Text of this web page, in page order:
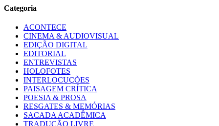
Categoria
ACONTECE
CINEMA & AUDIOVISUAL
EDIÇÃO DIGITAL
EDITORIAL
ENTREVISTAS
HOLOFOTES
INTERLOCUÇÕES
PAISAGEM CRÍTICA
POESIA & PROSA
RESGATES & MEMÓRIAS
SACADA ACADÊMICA
TRADUÇÃO LIVRE